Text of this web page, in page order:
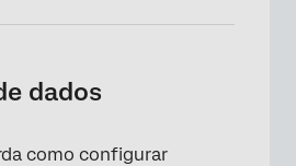
dados
como configurar